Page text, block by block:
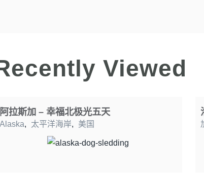
Viewed
阿拉斯加 – 幸福北极光五天
Alaska, 太平洋海岸, 美国